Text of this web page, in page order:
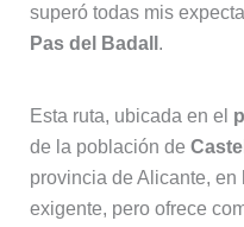
superó todas mis
Pas del Badall .
Esta ruta, ubicada en el
de la población de
provincia de Alicante, en
exigente, pero ofrece